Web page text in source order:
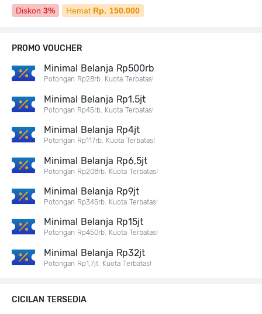
Diskon 3% Hemat Rp. 150.000
PROMO VOUCHER
Minimal Belanja Rp500rb
Potongan Rp28rb. Kuota Terbatas!
Minimal Belanja Rp1,5jt
Potongan Rp45rb. Kuota Terbatas!
Minimal Belanja Rp4jt
Potongan Rp117rb. Kuota Terbatas!
Minimal Belanja Rp6,5jt
Potongan Rp208rb. Kuota Terbatas!
Minimal Belanja Rp9jt
Potongan Rp345rb. Kuota Terbatas!
Minimal Belanja Rp15jt
Potongan Rp450rb. Kuota Terbatas!
Minimal Belanja Rp32jt
Potongan Rp1,7jt. Kuota Terbatas!
CICILAN TERSEDIA